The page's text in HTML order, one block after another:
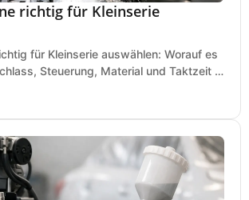
richtig für Kleinserie
für Kleinserie auswählen: Worauf es
Steuerung, Material und Taktzeit in